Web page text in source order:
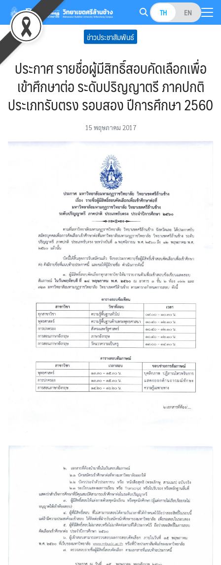
Skip
content
TH EN
Search
for: ข่าวประชาสัมพันธ์
ประกาศ รายชื่อผู้มีสิทธิ์สอบคัดเลือกเพื่อ
เข้าศึกษาต่อ ระดับปริญญาตรี ภาคปกติ
ประเภทรับตรง รอบสอง ปีการศึกษา 2560
15 พฤษภาคม 2017